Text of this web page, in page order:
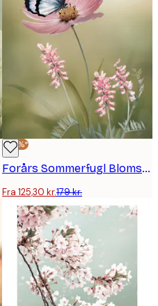
-30%*
Forårs Sommerfugl Blomst Plakat
Fra 125,30 kr.179 kr.